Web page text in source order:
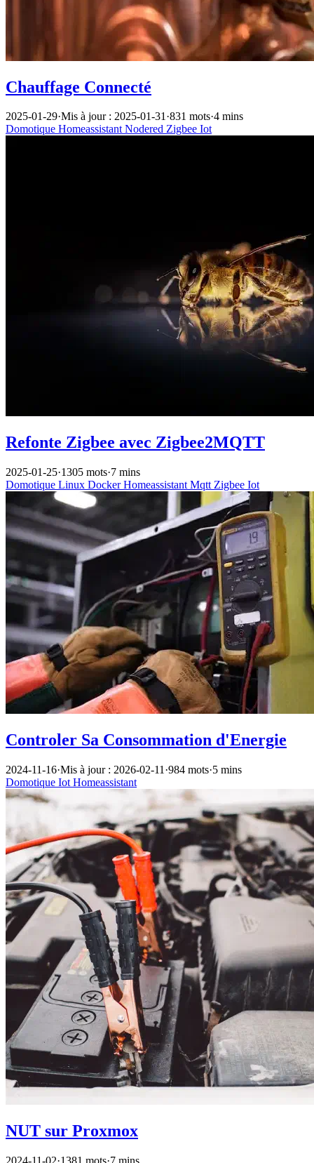
Chauffage Connecté
2025-01-29·Mis à jour : 2025-01-31·831 mots·4 mins
Domotique HomeassistantNodered Zigbee Iot
Refonte Zigbee avec Zigbee2MQTT
2025-01-25·1305 mots·7 mins
Domotique Linux DockerHomeassistant Mqtt Zigbee Iot
Controler Sa Consommation d'Energie
2024-11-16·Mis à jour : 2026-02-11 ·984 mots·5 mins
Domotique Iot Homeassistant
NUT sur Proxmox
2024-11-02·1381 mots·7 mins